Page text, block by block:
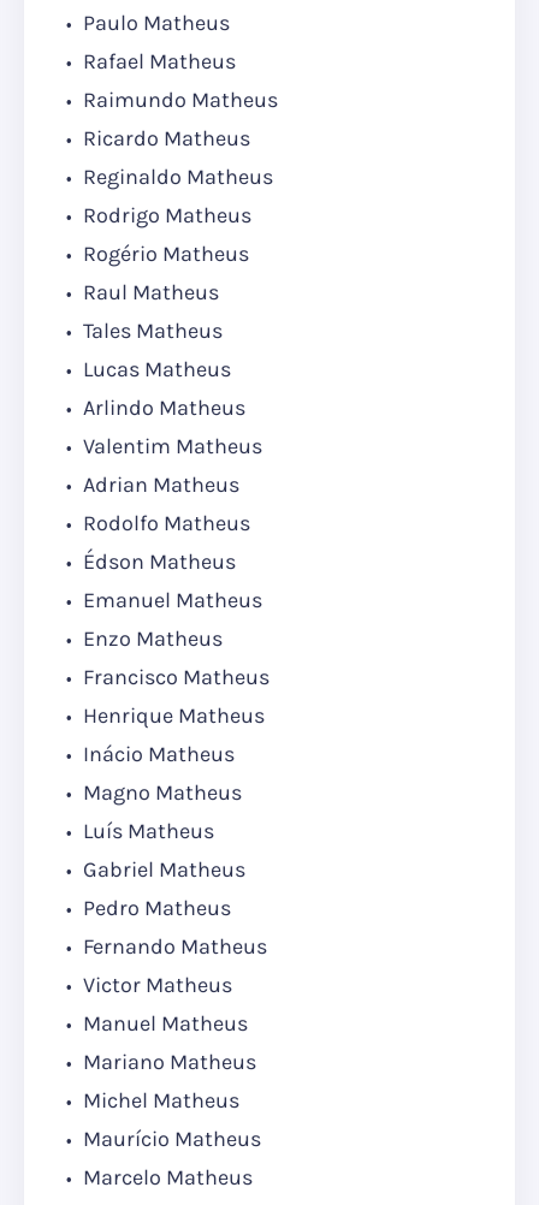
Paulo Matheus
Rafael Matheus
Raimundo Matheus
Ricardo Matheus
Reginaldo Matheus
Rodrigo Matheus
Rogério Matheus
Raul Matheus
Tales Matheus
Lucas Matheus
Arlindo Matheus
Valentim Matheus
Adrian Matheus
Rodolfo Matheus
Édson Matheus
Emanuel Matheus
Enzo Matheus
Francisco Matheus
Henrique Matheus
Inácio Matheus
Magno Matheus
Luís Matheus
Gabriel Matheus
Pedro Matheus
Fernando Matheus
Victor Matheus
Manuel Matheus
Mariano Matheus
Michel Matheus
Maurício Matheus
Marcelo Matheus